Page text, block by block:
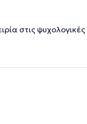
στις ψυχολογικές